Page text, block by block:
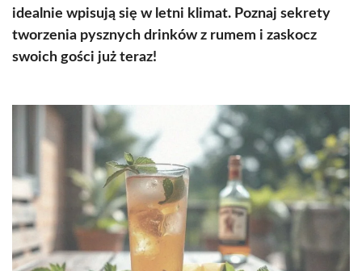
idealnie wpisują się w letni klimat. Poznaj sekrety
tworzenia pysznych drinków z rumem i zaskocz
swoich gości już teraz!